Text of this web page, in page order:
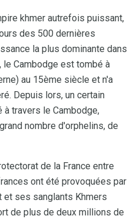
khmer autrefois puissant,
des 500 dernières
la plus dominante dans
Cambodge est tombé à
au 15ème siècle et n'a
Depuis lors, un certain
travers le Cambodge,
nombre d'orphelins, de
de la France entre
ont été provoquées par
et ses sanglants Khmers
de plus de deux millions de